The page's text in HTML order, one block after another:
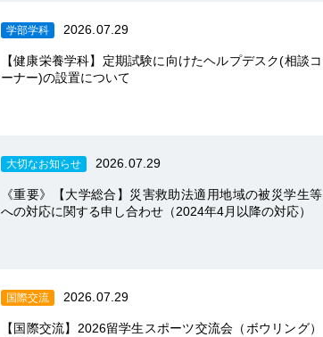
学部学科 2026.07.29
【健康栄養学科】定期試験に向けたヘルプデスク(相談コ
ーナー)の設置について
大切なお知らせ 2026.07.29
《重要》【大学総合】災害救助法適用地域の被災学生等
への対応に関する申し合わせ（2024年4月以降の対応）
国際交流 2026.07.29
【国際交流】2026留学生スポーツ交流会（ボウリング）